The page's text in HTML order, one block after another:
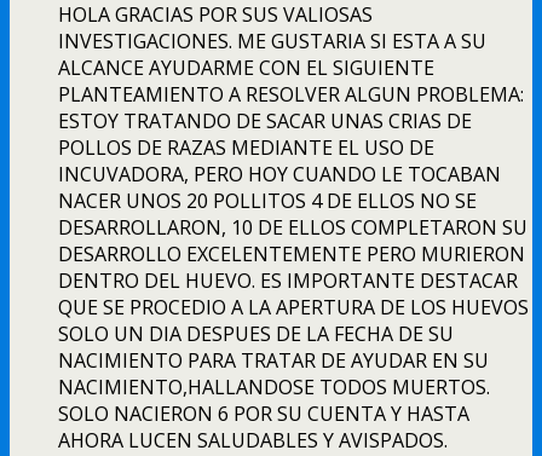
HOLA GRACIAS POR SUS VALIOSAS
INVESTIGACIONES. ME GUSTARIA SI ESTA A SU
ALCANCE AYUDARME CON EL SIGUIENTE
PLANTEAMIENTO A RESOLVER ALGUN PROBLEMA:
ESTOY TRATANDO DE SACAR UNAS CRIAS DE
POLLOS DE RAZAS MEDIANTE EL USO DE
INCUVADORA, PERO HOY CUANDO LE TOCABAN
NACER UNOS 20 POLLITOS 4 DE ELLOS NO SE
DESARROLLARON, 10 DE ELLOS COMPLETARON SU
DESARROLLO EXCELENTEMENTE PERO MURIERON
DENTRO DEL HUEVO. ES IMPORTANTE DESTACAR
QUE SE PROCEDIO A LA APERTURA DE LOS HUEVOS
SOLO UN DIA DESPUES DE LA FECHA DE SU
NACIMIENTO PARA TRATAR DE AYUDAR EN SU
NACIMIENTO,HALLANDOSE TODOS MUERTOS.
SOLO NACIERON 6 POR SU CUENTA Y HASTA
AHORA LUCEN SALUDABLES Y AVISPADOS.